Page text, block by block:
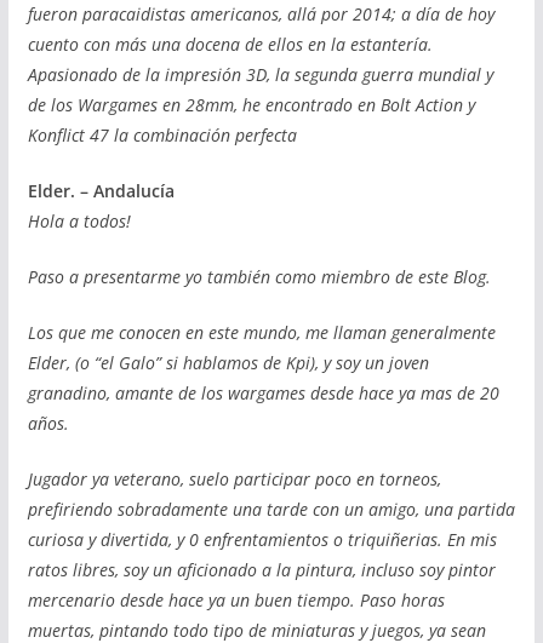
fueron paracaidistas americanos, allá por 2014; a día de hoy
cuento con más una docena de ellos en la estantería.
Apasionado de la impresión 3D, la segunda guerra mundial y
de los Wargames en 28mm, he encontrado en Bolt Action y
Konflict 47 la combinación perfecta
Elder. – Andalucía
Hola a todos!
Paso a presentarme yo también como miembro de este Blog.
Los que me conocen en este mundo, me llaman generalmente
Elder, (o “el Galo” si hablamos de Kpi), y soy un joven
granadino, amante de los wargames desde hace ya mas de 20
años.
Jugador ya veterano, suelo participar poco en torneos,
prefiriendo sobradamente una tarde con un amigo, una partida
curiosa y divertida, y 0 enfrentamientos o triquiñerias. En mis
ratos libres, soy un aficionado a la pintura, incluso soy pintor
mercenario desde hace ya un buen tiempo. Paso horas
muertas, pintando todo tipo de miniaturas y juegos, ya sean